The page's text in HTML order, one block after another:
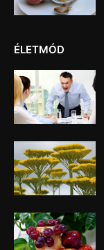
ÉLETMÓD